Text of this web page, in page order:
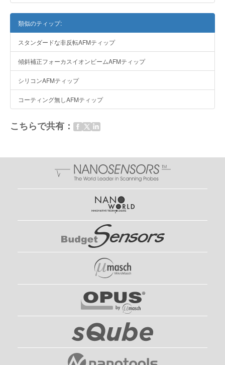
類似のティップ:
スタンダードな非反転AFMティップ
傾斜補正フォーカスイオンビームAFMティップ
シリコンAFMティップ
コーティング無しAFMティップ
こちらで共有：